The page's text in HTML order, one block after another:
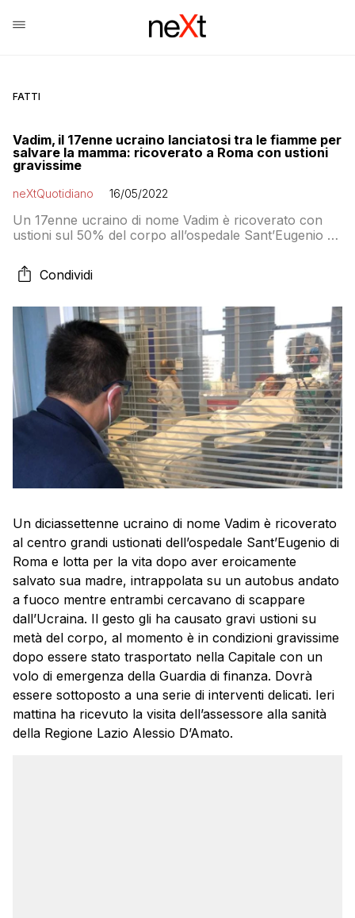
FATTI
Vadim, il 17enne ucraino lanciatosi tra le fiamme per
salvare la mamma: ricoverato a Roma con ustioni
gravissime
neXtQuotidiano 16/05/2022
Un 17enne ucraino di nome Vadim è ricoverato con
ustioni sul 50% del corpo all’ospedale Sant’Eugenio di
autobus in fiamme mentre fuggivano dall’Ucraina
Condividi
Un diciassettenne ucraino di nome Vadim è ricoverato
al centro grandi ustionati dell’ospedale Sant’Eugenio di
Roma e lotta per la vita dopo aver eroicamente
salvato sua madre, intrappolata su un autobus andato
a fuoco mentre entrambi cercavano di scappare
dall’Ucraina. Il gesto gli ha causato gravi ustioni su
metà del corpo, al momento è in condizioni gravissime
dopo essere stato trasportato nella Capitale con un
volo di emergenza della Guardia di finanza. Dovrà
essere sottoposto a una serie di interventi delicati. Ieri
mattina ha ricevuto la visita dell’assessore alla sanità
della Regione Lazio Alessio D’Amato.